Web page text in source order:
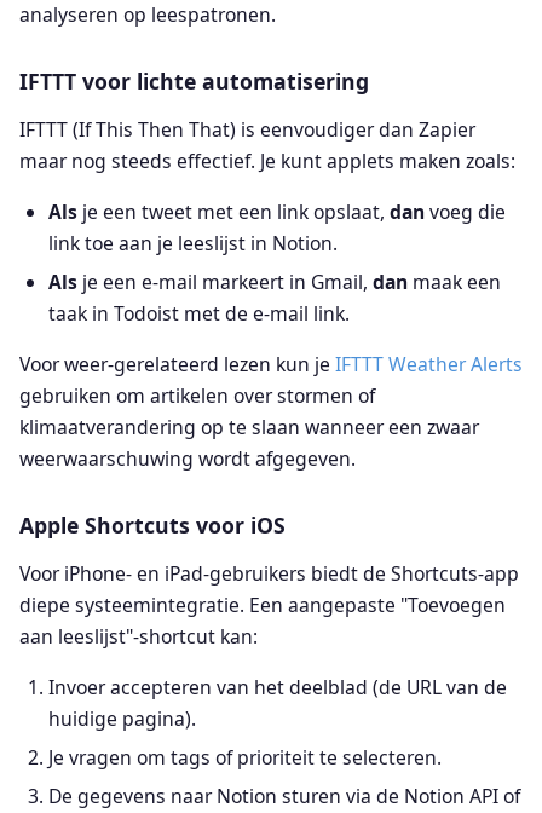
analyseren op leespatronen.
IFTTT voor lichte automatisering
IFTTT (If This Then That) is eenvoudiger dan Zapier
maar nog steeds effectief. Je kunt applets maken zoals:
Als je een tweet met een link opslaat, danvoeg die
link toe aan je leeslijst in Notion.
Als je een e-mail markeert in Gmail, dan maak een
taak in Todoist met de e-mail link.
Voor weer-gerelateerd lezen kun je IFTTT Weather Alerts
gebruiken om artikelen over stormen of
klimaatverandering op te slaan wanneer een zwaar
weerwaarschuwing wordt afgegeven.
Apple Shortcuts voor iOS
Voor iPhone- en iPad-gebruikers biedt de Shortcuts-app
diepe systeemintegratie. Een aangepaste "Toevoegen
aan leeslijst"-shortcut kan:
Invoer accepteren van het deelblad (de URL van de
huidige pagina).
Je vragen om tags of prioriteit te selecteren.
De gegevens naar Notion sturen via de Notion API of